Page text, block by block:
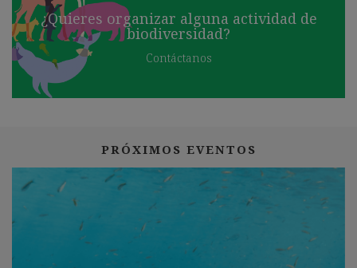
¿Quieres organizar alguna actividad de
biodiversidad?
Contáctanos
PRÓXIMOS EVENTOS